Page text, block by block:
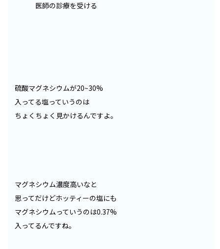
医師の診療を受ける
硫酸マグネシウムが20~30%
入ってる塩っていうのは
ちょくちょく見かけるんですよ。
マグネシウム濃度高いなと
思ってだけどホッティーの塩にも
マグネシウムっていうのは0.37%
入ってるんですね。